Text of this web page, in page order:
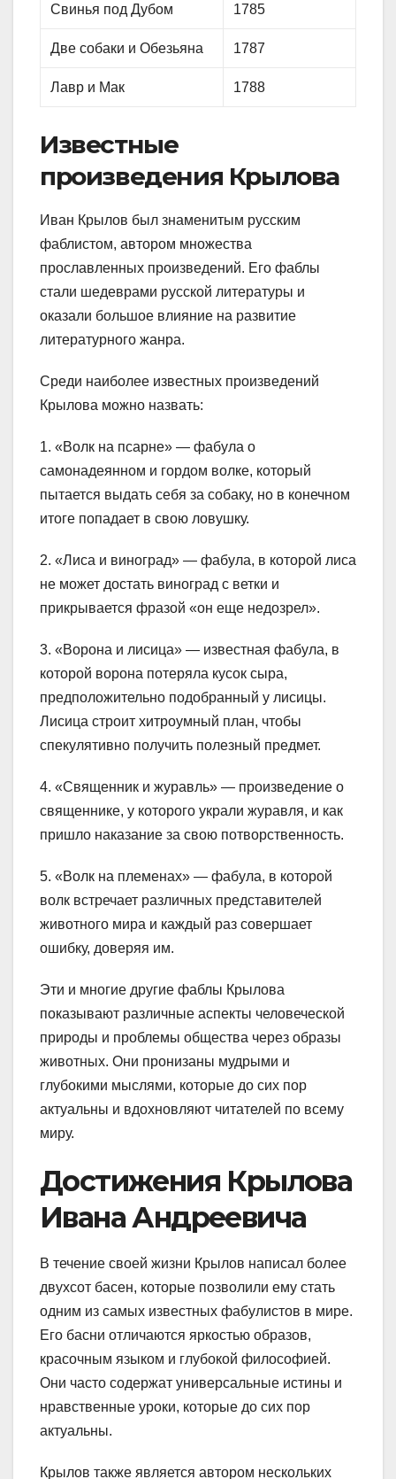
Свинья под Дубом 1785
Две собаки и Обезьяна 1787
Лавр и Мак 1788
Известные
произведения Крылова
Иван Крылов был знаменитым русским
фаблистом, автором множества
прославленных произведений. Его фаблы
стали шедеврами русской литературы и
оказали большое влияние на развитие
литературного жанра.
Среди наиболее известных произведений
Крылова можно назвать:
1. «Волк на псарне» — фабула о
самонадеянном и гордом волке, который
пытается выдать себя за собаку, но в конечном
итоге попадает в свою ловушку.
2. «Лиса и виноград» — фабула, в которой лиса
не может достать виноград с ветки и
прикрывается фразой «он еще недозрел».
3. «Ворона и лисица» — известная фабула, в
которой ворона потеряла кусок сыра,
предположительно подобранный у лисицы.
Лисица строит хитроумный план, чтобы
спекулятивно получить полезный предмет.
4. «Священник и журавль» — произведение о
священнике, у которого украли журавля, и как
пришло наказание за свою потворственность.
5. «Волк на племенах» — фабула, в которой
волк встречает различных представителей
животного мира и каждый раз совершает
ошибку, доверяя им.
Эти и многие другие фаблы Крылова
показывают различные аспекты человеческой
природы и проблемы общества через образы
животных. Они пронизаны мудрыми и
глубокими мыслями, которые до сих пор
актуальны и вдохновляют читателей по всему
миру.
Достижения Крылова
Ивана Андреевича
В течение своей жизни Крылов написал более
двухсот басен, которые позволили ему стать
одним из самых известных фабулистов в мире.
Его басни отличаются яркостью образов,
красочным языком и глубокой философией.
Они часто содержат универсальные истины и
нравственные уроки, которые до сих пор
актуальны.
Крылов также является автором нескольких